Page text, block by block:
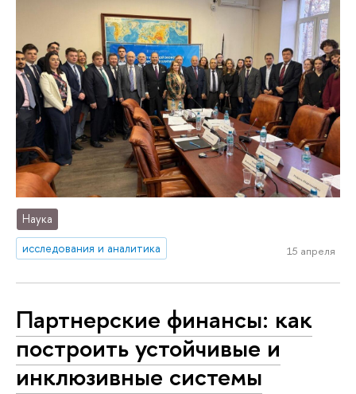
Наука
исследования и аналитика
15 апреля
Партнерские финансы: как
построить устойчивые и
инклюзивные системы